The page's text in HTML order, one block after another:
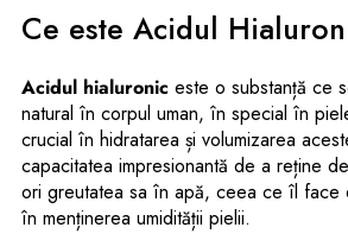
Ce este Acidul
Acidul hialuronic este o substanță ce
natural în corpul uman, în special în
crucial în hidratarea și volumizarea
capacitatea impresionantă de a reține
ori greutatea sa în apă, ceea ce îl face
în menținerea umidității pielii.